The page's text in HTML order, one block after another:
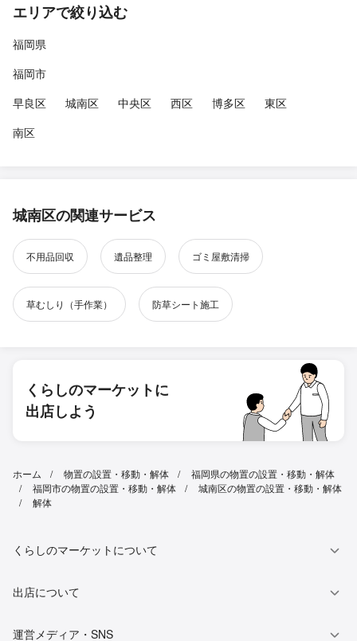
エリアで絞り込む
福岡県
福岡市
早良区
城南区 中央区 西区 博多区
東区
南区
城南区の関連サービス
不用品回収 遺品整理 ゴミ屋敷清掃
草むしり（手作業） 防草シート施工
くらしのマーケットに
出店しよう
ホーム 物置の設置・移動・解体
福岡県の物置の設置・移動・解体
福岡市の物置の設置・移動・解体
城南区の物置の設置・移動・解体
解体
くらしのマーケットについて
出店について
運営メディア・SNS